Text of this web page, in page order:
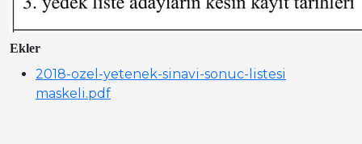
Ekler
2018-ozel-yetenek-sinavi-sonuc-listesi
maskeli.pdf